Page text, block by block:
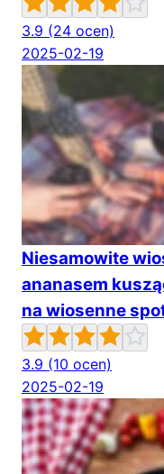
3.9 (24 ocen)
2025-02-19
Niesamowite
ananasem
na wiosenne
3.9 (10 ocen)
2025-02-19